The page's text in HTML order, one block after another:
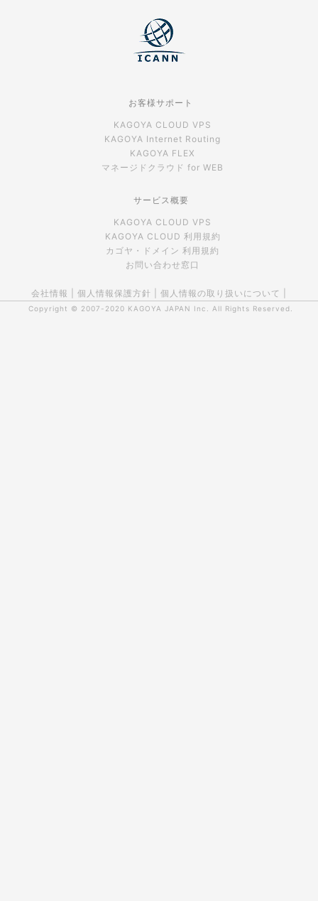
お客様サポート
KAGOYA CLOUD VPS
KAGOYA Internet Routing
KAGOYA FLEX
マネージドクラウド for WEB
サービス概要
KAGOYA CLOUD VPS
KAGOYA CLOUD 利用規約
カゴヤ・ドメイン 利用規約
お問い合わせ窓口
会社情報 個人情報保護方針 個人情報の取り扱いについて
Copyright © 2007-2020 KAGOYA JAPAN Inc. All Rights Reserved.